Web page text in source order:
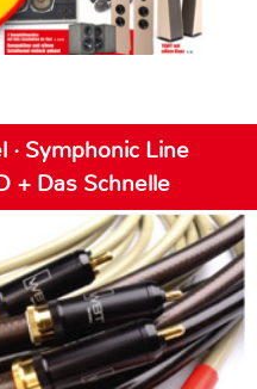
· Symphonic Line
+ Das Schnelle